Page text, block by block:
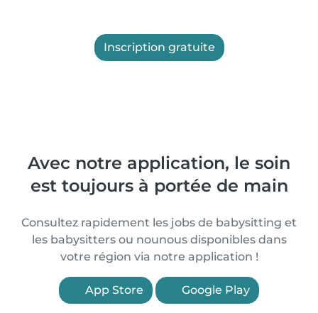
Inscription gratuite
Avec notre application, le soin
est toujours à portée de main
Consultez rapidement les jobs de babysitting et
les babysitters ou nounous disponibles dans
votre région via notre application !
App Store Google Play